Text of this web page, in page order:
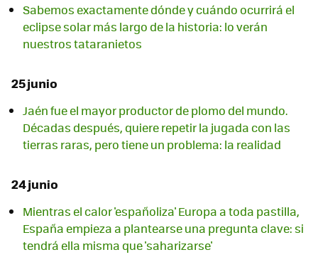
Sabemos exactamente dónde y cuándo ocurrirá el
eclipse solar más largo de la historia: lo verán
nuestros tataranietos
25 junio
Jaén fue el mayor productor de plomo del mundo.
Décadas después, quiere repetir la jugada con las
tierras raras, pero tiene un problema: la realidad
24 junio
Mientras el calor 'españoliza' Europa a toda pastilla,
España empieza a plantearse una pregunta clave: si
tendrá ella misma que 'saharizarse'